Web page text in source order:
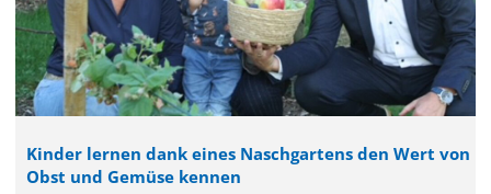
Kinder lernen dank eines Naschgartens den Wert von
Obst und Gemüse kennen